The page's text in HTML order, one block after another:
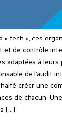
« tech », ces
et de contrôle
adaptées à leurs
de l’audit
créer une
de chacun.
[…]